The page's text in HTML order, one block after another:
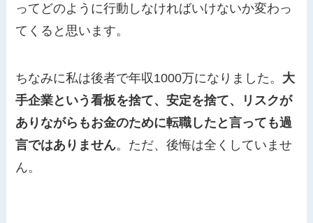
ってどのように行動しなければいけないか変わっ
てくると思います。
ちなみに私は後者で年収1000万になりました。 大
手企業という看板を捨て、安定を捨て、リスクが
ありながらもお金のために転職したと言っても過
言ではありません。ただ、後悔は全くしていませ
ん。